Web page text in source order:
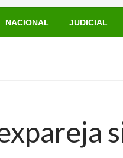
NACIONAL JUDICIAL